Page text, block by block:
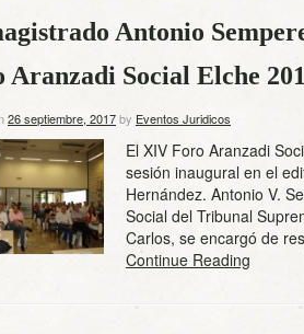
Antonio
Aranzadi Social Elche
26 septiembre, 2017by Eventos Juridicos
El XIV Foro Aranzadi
sesión inaugural en el
Hernández. Antonio V.
Social del Tribunal
Carlos, se encargó de
Continue Reading